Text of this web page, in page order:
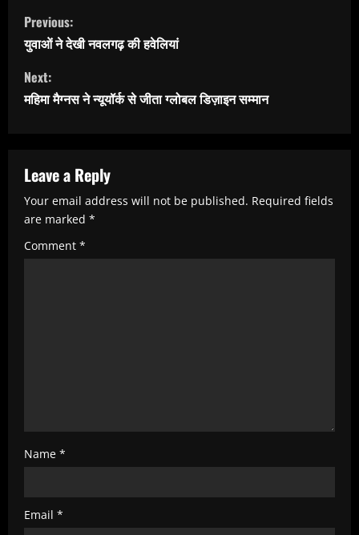
C
o
n
t
u
e
R
e
Previous:
युवाओं ने देखी नवलगढ़ की हवेलियां
Next:
महिमा मैग्नस ने न्यूयॉर्क से जीता ग्लोबल डिज़ाइन सम्मान
Leave a Reply
Your email address will not be published. Required fields
are marked *
Comment *
Name *
Email *